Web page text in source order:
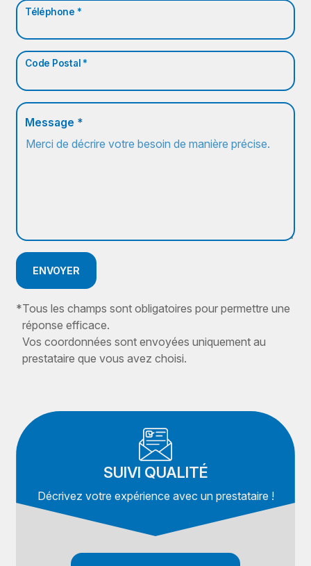
Téléphone *
Code Postal *
Message *
ENVOYER
*Tous les champs sont obligatoires pour permettre une
réponse efficace.
Vos coordonnées sont envoyées uniquement au
prestataire que vous avez choisi.
SUIVI QUALITÉ
Décrivez votre expérience avec un prestataire !